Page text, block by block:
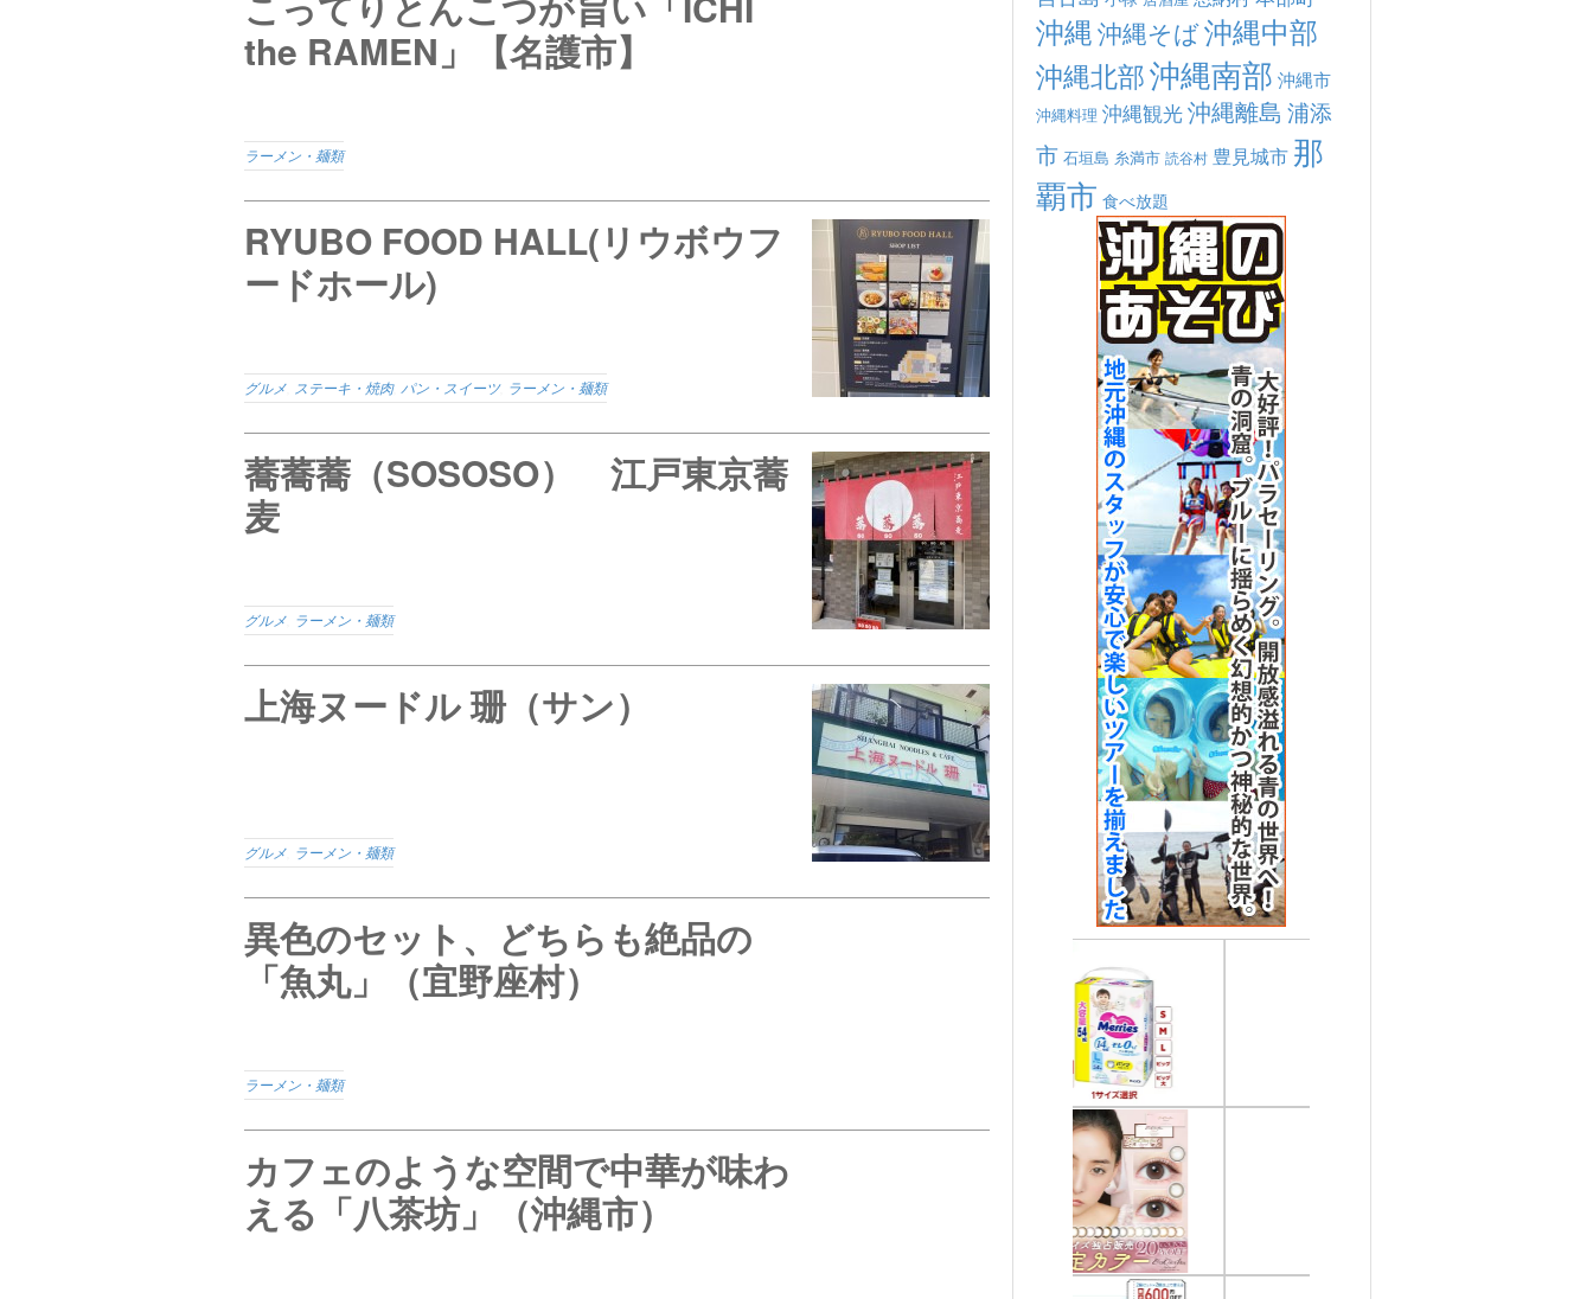
the RAMEN」【名護市】
ラーメン・麺類
RYUBO FOOD HALL(リウボウフ
ードホール)
グルメ ステーキ・焼肉, パン・スイーツ, ラーメン・麺類
蕎蕎蕎（SOSOSO） 江戸東京蕎
麦
グルメ ラーメン・麺類
上海ヌードル 珊（サン）
グルメ ラーメン・麺類
異色のセット、どちらも絶品の
「魚丸」（宜野座村）
ラーメン・麺類
カフェのような空間で中華が味わ
える「八茶坊」（沖縄市）
沖縄沖縄そば沖縄中部
沖縄北部沖縄南部 沖縄市
沖縄料理 沖縄観光沖縄離島 浦添
市 石垣島 糸満市 読谷村 豊見城市 那
覇市 食べ放題